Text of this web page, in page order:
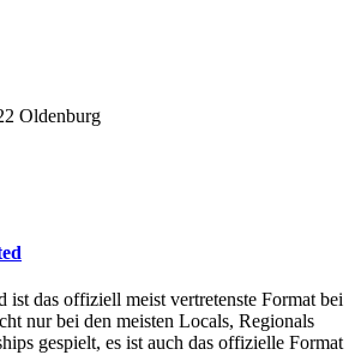
Oldenburg
ist das offiziell meist vertretenste Format bei
nur bei den meisten Locals, Regionals
gespielt, es ist auch das offizielle Format